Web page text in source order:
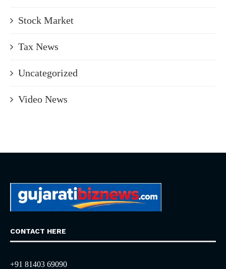
Stock Market
Tax News
Uncategorized
Video News
CONTACT HERE
+91 81403 69090